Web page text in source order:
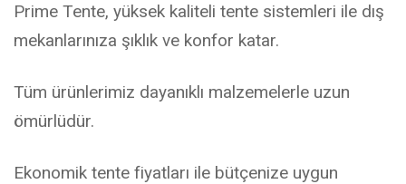
Prime Tente, yüksek kaliteli tente sistemleri ile dış
mekanlarınıza şıklık ve konfor katar.
Tüm ürünlerimiz dayanıklı malzemelerle uzun
ömürlüdür.
Ekonomik tente fiyatları ile bütçenize uygun